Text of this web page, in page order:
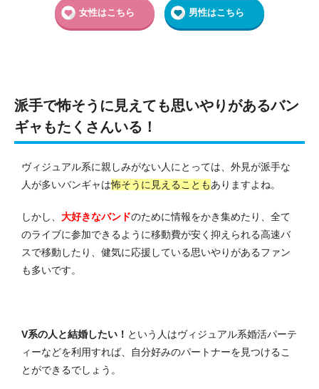
女性はこちら 男性はこちら
派手で怖そうに見えても思いやりがあるバン
ギャもたくさんいる！
ヴィジュアル系に親しみがない人にとっては、外見が派手な
人が多いバンギャは怖そうに見えることもありますよね。
しかし、 大好きなバンドのために情報をかき集めたり、全て
のライブに参加できるように移動費が安く抑えられる高速バ
スで移動したり、健気に応援している思いやりがあるファン
も多いです。
V系の人と結婚したい！ という人はヴィジュアル系婚活パーテ
ィーなどを利用すれば、自分好みのパートナーを見つけるこ
とができるでしょう。